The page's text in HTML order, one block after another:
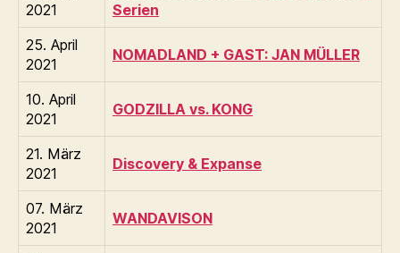
2021
Serien
25. April
2021
NOMADLAND + GAST: JAN MÜLLER
10. April
2021
GODZILLA vs. KONG
21. März
2021
Discovery & Expanse
07. März
2021
WANDAVISON